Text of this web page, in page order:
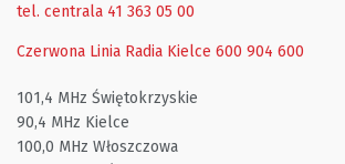
tel. centrala 41 363 05 00
Czerwona Linia Radia Kielce 600 904 600
101,4 MHz Świętokrzyskie
90,4 MHz Kielce
100,0 MHz Włoszczowa